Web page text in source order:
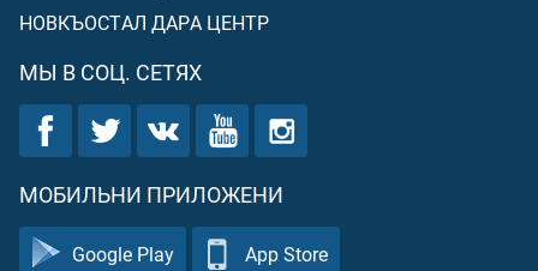
НОВКЪОСТАЛ ДАРА ЦЕНТР
МЫ В СОЦ. СЕТЯХ
МОБИЛЬНИ ПРИЛОЖЕНИ
Google Play App Store